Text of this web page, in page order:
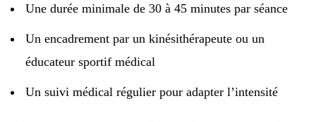
Une durée minimale de 30 à 45 minutes par séance
Un encadrement par un kinésithérapeute ou un
éducateur sportif médical
Un suivi médical régulier pour adapter l’intensité